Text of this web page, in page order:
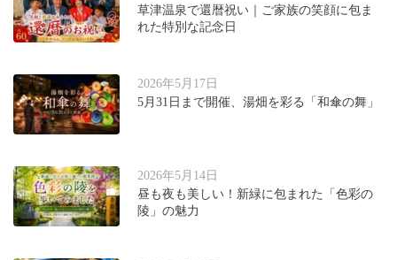
草津温泉で還暦祝い｜ご家族の笑顔に包ま
れた特別な記念日
2026年5月17日
5月31日まで開催、湯畑を彩る「和傘の舞」
2026年5月14日
昼も夜も美しい！新緑に包まれた「色彩の
陵」の魅力